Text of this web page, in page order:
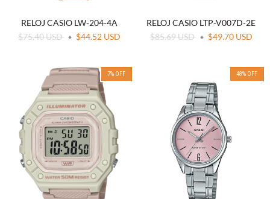
RELOJ CASIO LW-204-4A
$75.40 USD
$44.52 USD
RELOJ CASIO LTP-V007D-2E
$85.69 USD
$49.70 USD
7% OFF 48% OFF